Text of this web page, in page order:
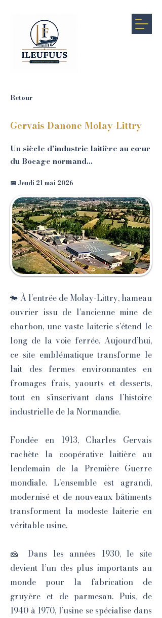
Retour
Gervais Danone Molay-Littry
Un siècle d’industrie laitière au cœur
du Bocage normand...
📅 Jeudi 21 mai 2026
🐄 À l’entrée de Molay-Littry, hameau
ouvrier issu de l’ancienne mine de
charbon, une vaste laiterie s’étend le
long de la voie ferrée. Aujourd’hui,
ce site emblématique transforme le
lait des fermes environnantes en
fromages frais, yaourts et desserts,
tout en s’inscrivant dans l’histoire
industrielle de la Normandie.
Fondée en 1913, Charles Gervais
rachète la coopérative laitière au
lendemain de la Première Guerre
mondiale. L’ensemble est agrandi,
modernisé et de nouveaux bâtiments
transforment la modeste laiterie en
véritable usine.
🧀 Dans les années 1930, le site
devient l’un des plus importants au
monde pour la fabrication de
gruyère et de parmesan. Puis, de
1940 à 1970, l’usine se spécialise dans